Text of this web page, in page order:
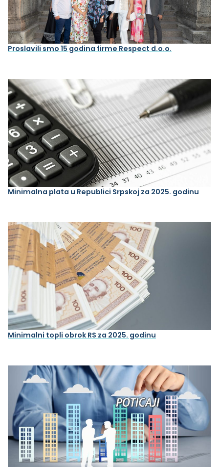
Proslavili smo 15 godina firme Respect d.o.o.
Minimalna plata u Republici Srpskoj za 2025. godinu
Minimalni topli obrok RS za 2025. godinu